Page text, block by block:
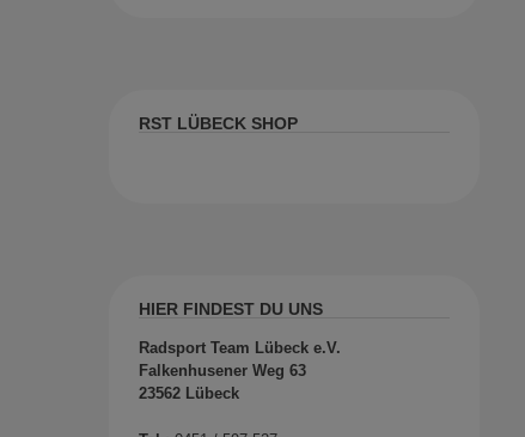
RST LÜBECK SHOP
HIER FINDEST DU UNS
Radsport Team Lübeck e.V.
Falkenhusener Weg 63
23562 Lübeck